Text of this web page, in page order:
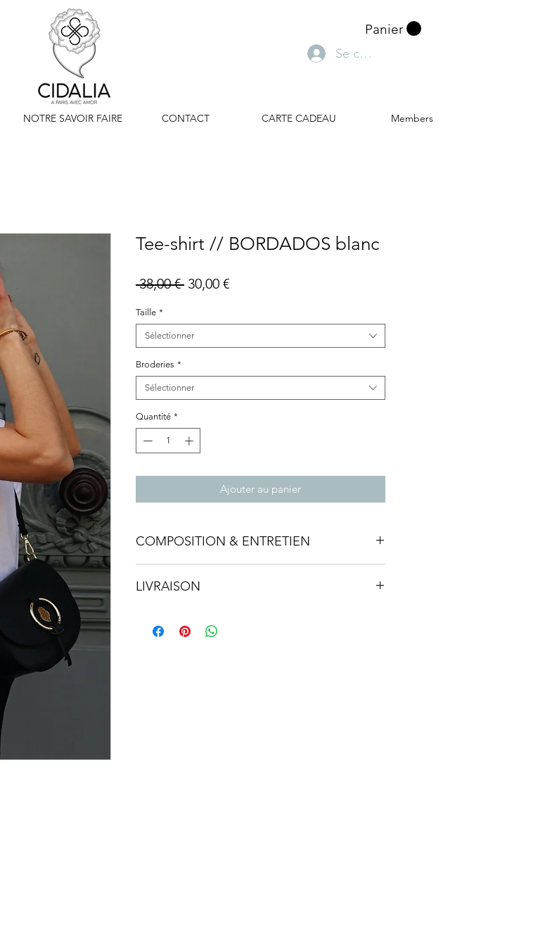
Panier
Se connecter
NOTRE SAVOIR FAIRE CONTACT CARTE CADEAU Members
Tee-shirt // BORDADOS blanc
38,00 € Prix
30,00 €Prix
Taille *
Sélectionner
Broderies *
Sélectionner
Quantité *
Ajouter au panier
COMPOSITION & ENTRETIEN
LIVRAISON